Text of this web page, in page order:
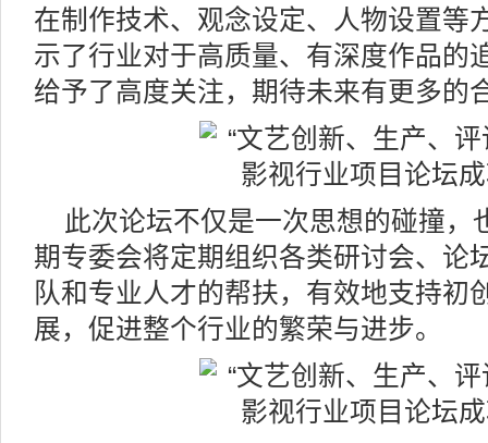
在制作技术、观念设定、人物设置等
示了行业对于高质量、有深度作品的
给予了高度关注，期待未来有更多的
此次论坛不仅是一次思想的碰撞，
期专委会将定期组织各类研讨会、论
队和专业人才的帮扶，有效地支持初
展，促进整个行业的繁荣与进步。